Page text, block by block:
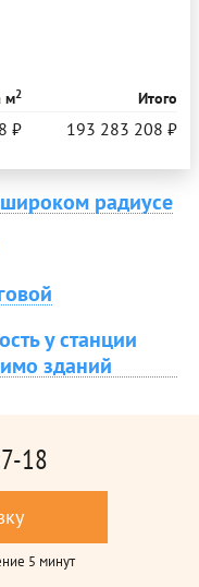
м2 Итого
₽ 193 283 208 ₽
радиусе
у станции
зданий
18
5 минут